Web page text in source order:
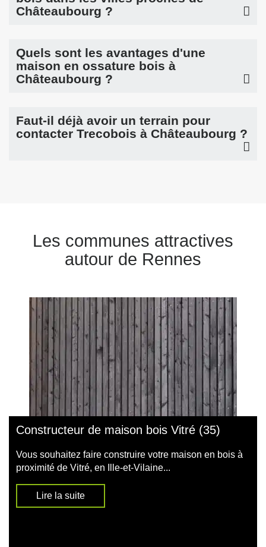
Châteaubourg ?
Quels sont les avantages d'une
maison en ossature bois à
Châteaubourg ?
Faut-il déjà avoir un terrain pour
contacter Trecobois à Châteaubourg ?
Les communes attractives
autour de Rennes
Constructeur de maison bois Vitré (35)
Vous souhaitez faire construire votre maison en bois à
proximité de Vitré, en Ille-et-Vilaine...
Lire la suite